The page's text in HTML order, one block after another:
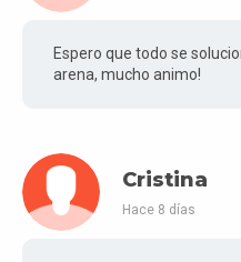
Espero que todo se
arena, mucho animo!
Cristina
Hace 8 días